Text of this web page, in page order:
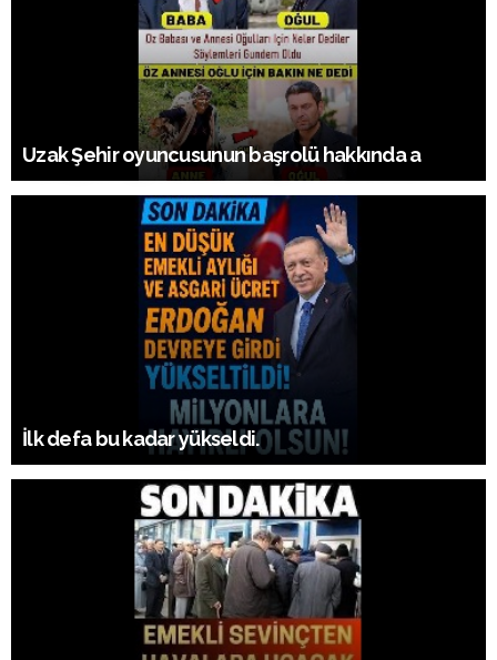
Uzak Şehir oyuncusunun başrolü hakkında a
İlk defa bu kadar yükseldi.